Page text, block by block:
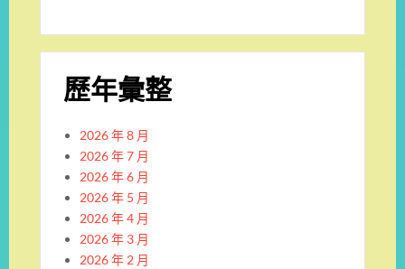
歷年彙整
2026 年 8 月
2026 年 7 月
2026 年 6 月
2026 年 5 月
2026 年 4 月
2026 年 3 月
2026 年 2 月